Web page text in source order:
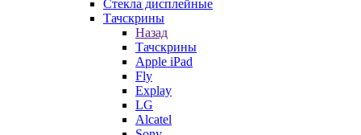
Стекла дисплейные
Тачскрины
Назад
Тачскрины
Apple iPad
Fly
Explay
LG
Alcatel